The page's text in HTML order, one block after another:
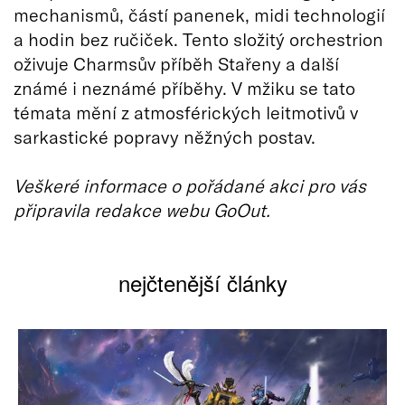
mechanismů, částí panenek, midi technologií
a hodin bez ručiček. Tento složitý orchestrion
oživuje Charmsův příběh Stařeny a další
známé i neznámé příběhy. V mžiku se tato
témata mění z atmosférických leitmotivů v
sarkastické popravy něžných postav.
Veškeré informace o pořádané akci pro vás
připravila redakce webu GoOut.
nejčtenější články